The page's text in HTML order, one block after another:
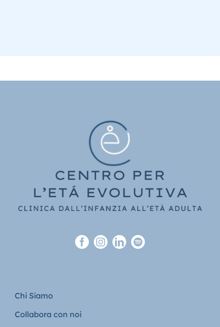
Chi Siamo
Collabora con noi